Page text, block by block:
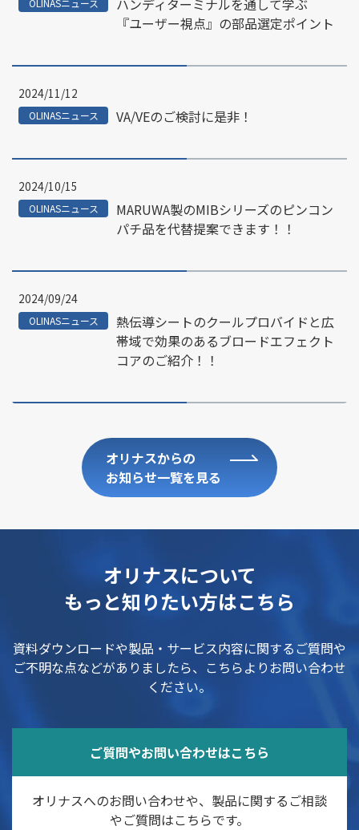
『ユーザー視点』の部品選定ポイント
2024/11/12
OLINASニュース VA/VEのご検討に是非！
2024/10/15
OLINASニュース
MARUWA製のMIBシリーズのピンコン
パチ品を代替提案できます！！
2024/09/24
OLINASニュース
熱伝導シートのクールプロバイドと広
帯域で効果のあるブロードエフェクト
コアのご紹介！！
オリナスからの
お知らせ一覧を見る
オリナスについて
もっと知りたい方はこちら
資料ダウンロードや製品・サービス内容に関するご質問や
ご不明な点などがありましたら、こちらよりお問い合わせ
ください。
ご質問やお問い合わせはこちら
オリナスへのお問い合わせや、製品に関するご相談
やご質問はこちらです。